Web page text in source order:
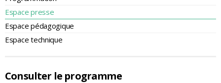
Espace presse
Espace pédagogique
Espace technique
Consulter le programme